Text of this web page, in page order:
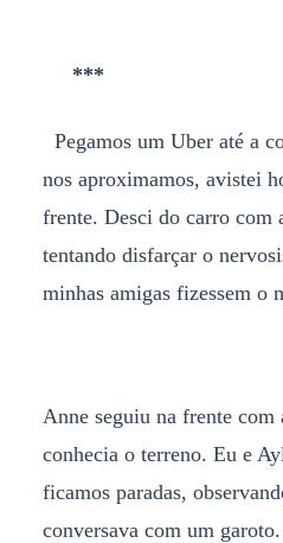
***
Pegamos um Uber até a
nos aproximamos, avistei
frente. Desci do carro com
tentando disfarçar o
minhas amigas fizessem o
Anne seguiu na frente com
conhecia o terreno. Eu e
ficamos paradas,
conversava com um